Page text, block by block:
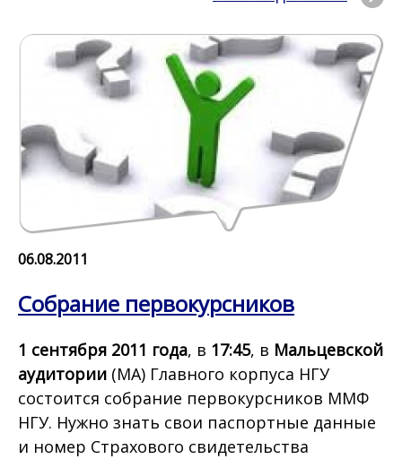
06.08.2011
Собрание первокурсников
1 сентября 2011 года, в 17:45, в Мальцевской
аудитории (МА) Главного корпуса НГУ
состоится собрание первокурсников ММФ
НГУ. Нужно знать свои паспортные данные
и номер Страхового свидетельства